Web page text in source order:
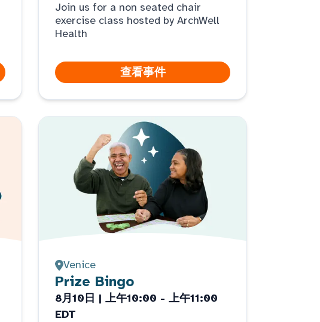
Join us for a non seated chair
exercise class hosted by ArchWell
Health
查看事件
Venice
Prize Bingo
8月10日 | 上午10:00 - 上午11:00
EDT